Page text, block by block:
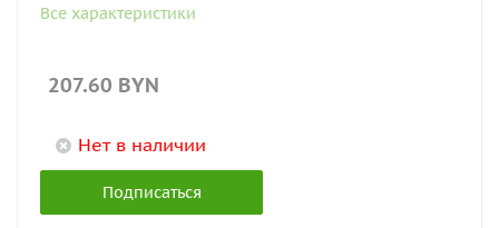
Все характеристики
207.60 BYN
Нет в наличии
Подписаться